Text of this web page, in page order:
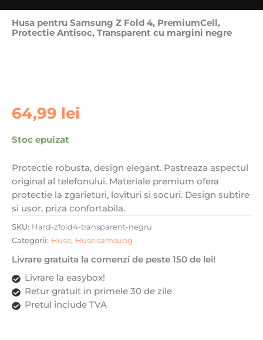
Husa pentru Samsung Z Fold 4, PremiumCell,
Protectie Antisoc, Transparent cu margini negre
64,99 lei
Stoc epuizat
Protectie robusta, design elegant. Pastreaza aspectul
original al telefonului. Materiale premium ofera
protectie la zgarieturi, lovituri si socuri. Design subtire
si usor, priza confortabila.
SKU: Hard-zfold4-transparent-negru
Categorii: Huse, Huse samsung
Livrare gratuita la comenzi de peste 150 de lei!
Livrare la easybox!
Retur gratuit in primele 30 de zile
Pretul include TVA